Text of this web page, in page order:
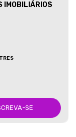
IMOBILIÁRIOS
SE